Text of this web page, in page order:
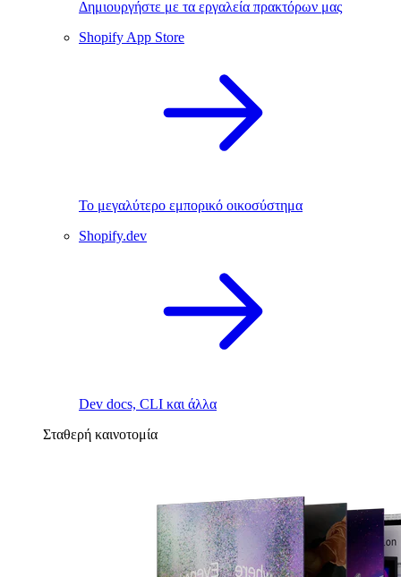
Δημιουργήστε με τα εργαλεία πρακτόρων μας
Shopify App Store
Το μεγαλύτερο εμπορικό οικοσύστημα
Shopify.dev
Dev docs, CLI και άλλα
Σταθερή καινοτομία